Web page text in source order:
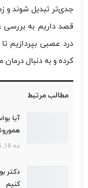
جدی‌تر تبدیل شوند و
قصد داریم به بررسی
درد عصبی بپردازیم
کرده و به دنبال
مطالب مرتبط
آیا
مه 18, 2025
دکتر
کنیم